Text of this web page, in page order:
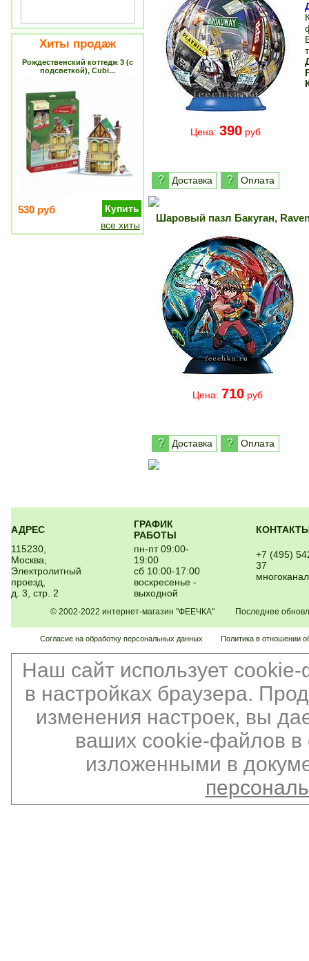
Хиты продаж
Рождественский коттедж 3 (с
подсветкой), Cubi...
530 руб
Купить
все хиты
Цена: 390 руб
? Доставка ? Оплата
Шаровый пазл Бакуган,
Цена: 710 руб
? Доставка ? Оплата
АДРЕС
ГРАФИК
РАБОТЫ
115230,
Москва,
Электролитный
проезд,
д. 3, стр. 2
пн-пт 09:00-
19:00
сб 10:00-17:00
воскресенье -
выходной
+7 (495)
37
© 2002-2022 интернет-магазин "ФЕЕЧКА" Последнее
Согласие на обработку персональных данных Политика в отношении
Наш сайт использует
в настройках браузера.
изменения настроек, вы
ваших cookie-файлов в
изложенными в